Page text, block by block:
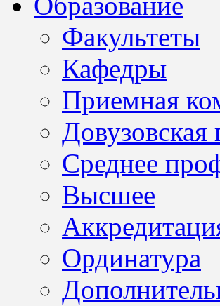
Факультеты
Кафедры
Приемная
Довузовская
Среднее
Высшее
Ординатура